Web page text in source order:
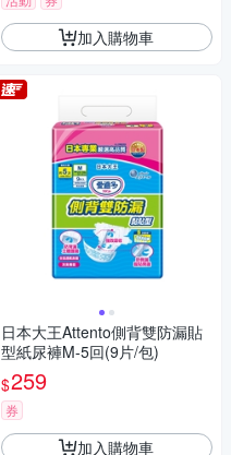
加入購物車
日本大王Attento側背雙防漏貼
型紙尿褲M-5回(9片/包)
$259
券
加入購物車